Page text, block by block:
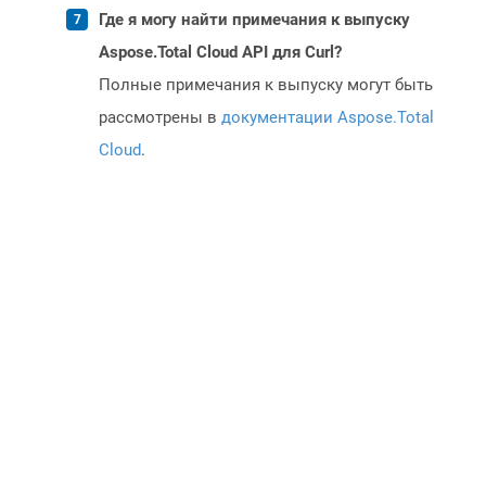
Где я могу найти примечания к выпуску
Aspose.Total Cloud API для Curl?
Полные примечания к выпуску могут быть
рассмотрены в документации Aspose.Total
Cloud.